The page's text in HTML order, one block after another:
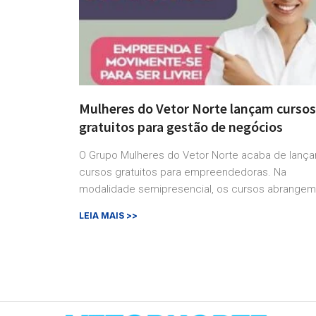
Mulheres do Vetor Norte lançam cursos
gratuitos para gestão de negócios
O Grupo Mulheres do Vetor Norte acaba de
cursos gratuitos para empreendedoras. Na
modalidade semipresencial, os cursos abrangem
LEIA MAIS >>